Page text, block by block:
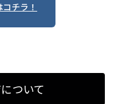
チラ！
ついて